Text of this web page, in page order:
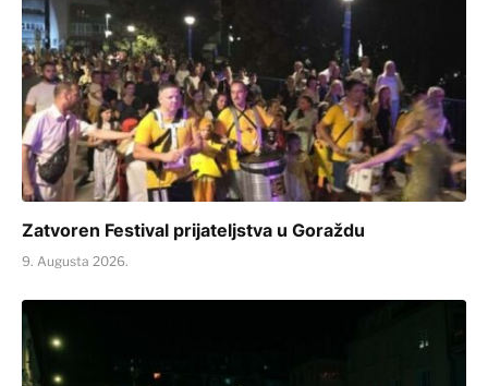
Zatvoren Festival prijateljstva u Goraždu
9. Augusta 2026.